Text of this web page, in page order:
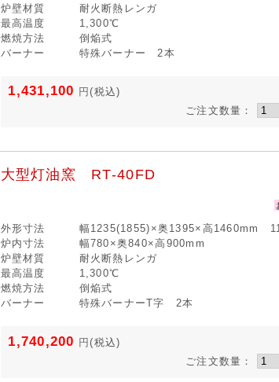
炉壁材質
耐火断熱レンガ
最高温度
1,300℃
燃焼方法
倒焔式
バーナー
特殊バーナー 2本
1,431,100 円(税込)
ご注文数量：
大型灯油窯 RT-40FD
外形寸法
幅1235(1855)×奥1395×高1460mm
炉内寸法
幅780×奥840×高900mm
炉壁材質
耐火断熱レンガ
最高温度
1,300℃
燃焼方法
倒焔式
バーナー
特殊バーナーT字 2本
1,740,200 円(税込)
ご注文数量：